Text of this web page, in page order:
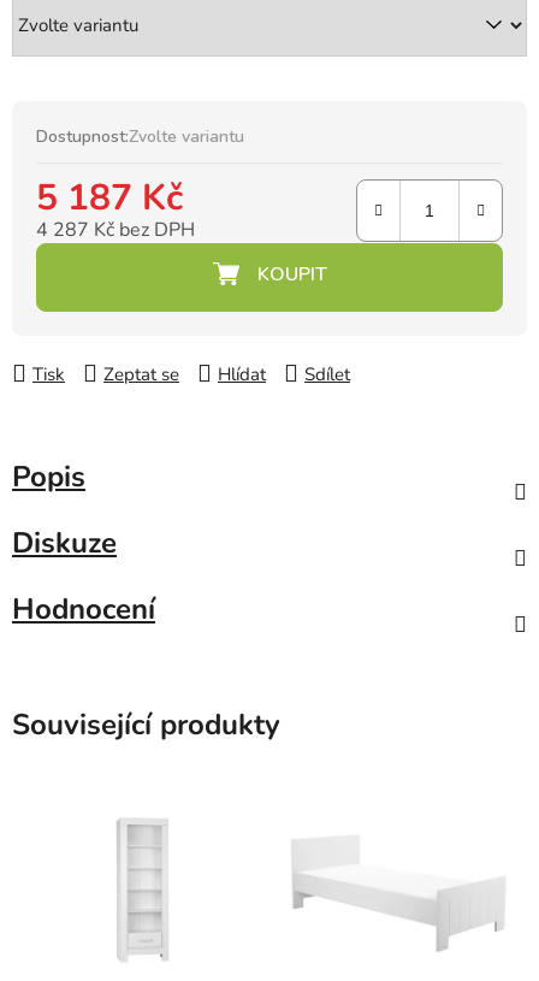
Dostupnost:Zvolte variantu
5 187 Kč
4 287 Kč bez DPH
Tisk Zeptat se Hlídat Sdílet
Popis
Diskuze
Hodnocení
Související produkty